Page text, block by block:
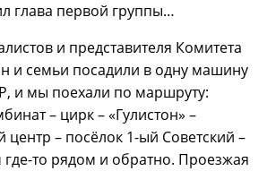
глава первой группы…
и представителя Комитета
и семьи посадили в одну машину
и мы поехали по маршруту:
– цирк – «Гулистон» –
центр – посёлок 1-ый Советский –
где-то рядом и обратно. Проезжая